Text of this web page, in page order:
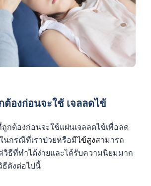
ต้องก่อนจะใช้ เจลลดไข้
กต้องก่อนจะใช้แผ่นเจลลดไข้เพื่อลด
นกรณีที่เราป่วยหรือมีไข้สูงสามารถ
วิธีที่ทำได้ง่ายและได้รับความนิยมมาก
ดังต่อไปนี้